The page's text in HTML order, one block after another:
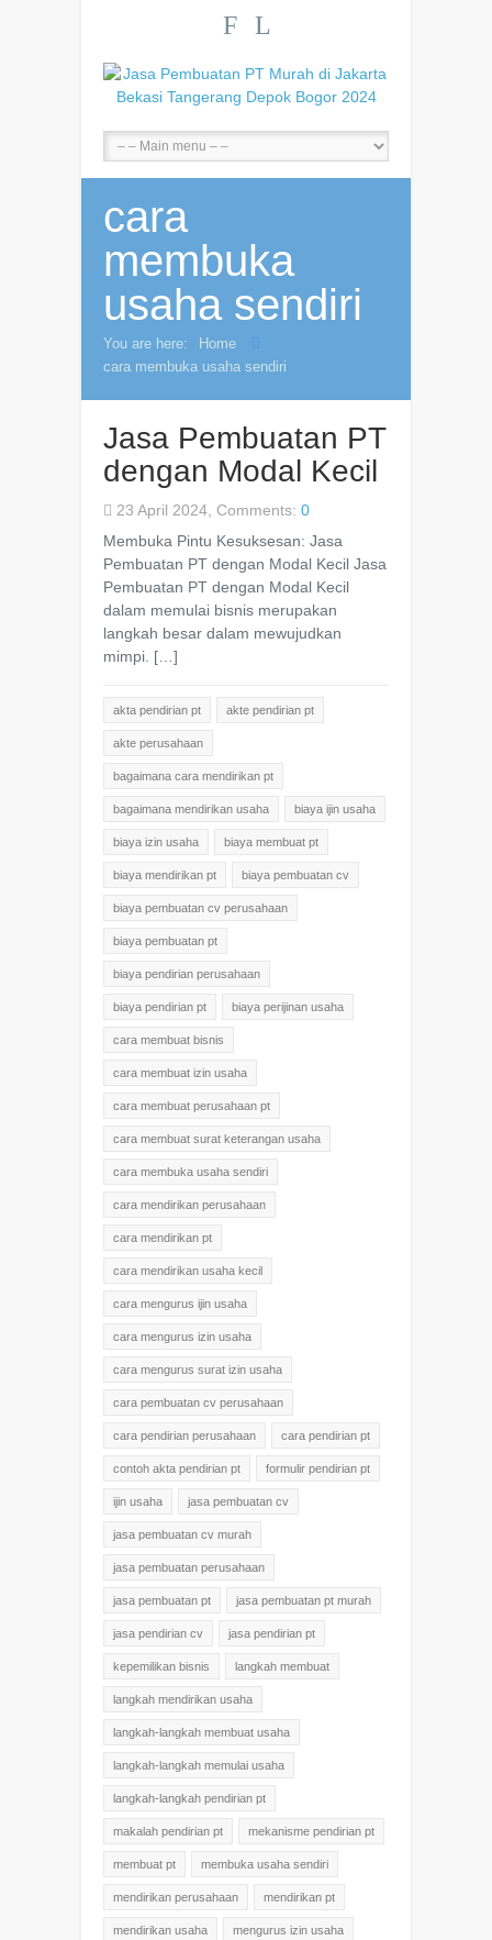
F L
cara
membuka
usaha sendiri
You are here:
Home
cara membuka usaha sendiri
Jasa Pembuatan PT
dengan Modal Kecil
23 April 2024, Comments: 0
Membuka Pintu Kesuksesan: Jasa
Pembuatan PT dengan Modal Kecil Jasa
Pembuatan PT dengan Modal Kecil
dalam memulai bisnis merupakan
langkah besar dalam mewujudkan
mimpi. […]
akta pendirian pt akte pendirian pt
akte perusahaan
bagaimana cara mendirikan pt
bagaimana mendirikan usaha biaya ijin usaha
biaya izin usaha biaya membuat pt
biaya mendirikan pt biaya pembuatan cv
biaya pembuatan cv perusahaan
biaya pembuatan pt
biaya pendirian perusahaan
biaya pendirian pt biaya perijinan usaha
cara membuat bisnis
cara membuat izin usaha
cara membuat perusahaan pt
cara membuat surat keterangan usaha
cara membuka usaha sendiri
cara mendirikan perusahaan
cara mendirikan pt
cara mendirikan usaha kecil
cara mengurus ijin usaha
cara mengurus izin usaha
cara mengurus surat izin usaha
cara pembuatan cv perusahaan
cara pendirian perusahaan cara pendirian pt
contoh akta pendirian pt formulir pendirian pt
ijin usaha jasa pembuatan cv
jasa pembuatan cv murah
jasa pembuatan perusahaan
jasa pembuatan pt jasa pembuatan pt murah
jasa pendirian cv jasa pendirian pt
kepemilikan bisnis langkah membuat
langkah mendirikan usaha
langkah-langkah membuat usaha
langkah-langkah memulai usaha
langkah-langkah pendirian pt
makalah pendirian pt mekanisme pendirian pt
membuat pt membuka usaha sendiri
mendirikan perusahaan mendirikan pt
mendirikan usaha mengurus izin usaha